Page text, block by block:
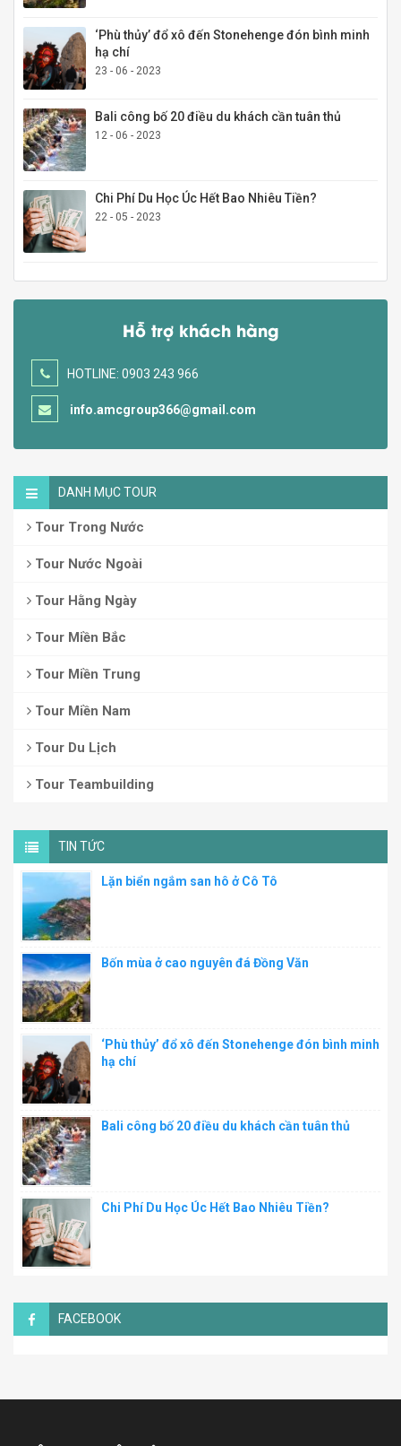
‘Phù thủy’ đổ xô đến Stonehenge đón bình minh
hạ chí
23 - 06 - 2023
Bali công bố 20 điều du khách cần tuân thủ
12 - 06 - 2023
Chi Phí Du Học Úc Hết Bao Nhiêu Tiền?
22 - 05 - 2023
Hỗ trợ khách hàng
HOTLINE: 0903 243 966
info.amcgroup366@gmail.com
DANH MỤC TOUR
Tour Trong Nước
Tour Nước Ngoài
Tour Hằng Ngày
Tour Miền Bắc
Tour Miền Trung
Tour Miền Nam
Tour Du Lịch
Tour Teambuilding
TIN TỨC
Lặn biển ngắm san hô ở Cô Tô
Bốn mùa ở cao nguyên đá Đồng Văn
‘Phù thủy’ đổ xô đến Stonehenge đón bình minh
hạ chí
Bali công bố 20 điều du khách cần tuân thủ
Chi Phí Du Học Úc Hết Bao Nhiêu Tiền?
FACEBOOK